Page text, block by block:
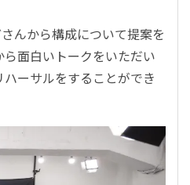
んから構成について提案を
面白いトークをいただい
ーサルをすることができ